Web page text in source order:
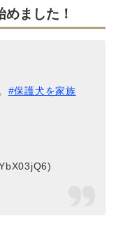
ました！
#保護犬を家族